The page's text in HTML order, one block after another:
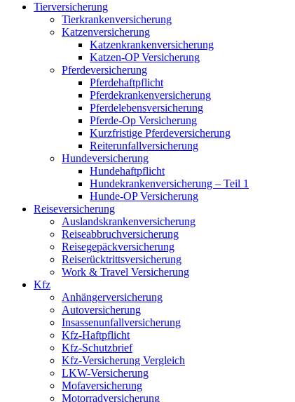
Tierversicherung
Tierkrankenversicherung
Katzenversicherung
Katzenkrankenversicherung
Katzen-OP Versicherung
Pferdeversicherung
Pferdehaftpflicht
Pferdekrankenversicherung
Pferdelebensversicherung
Pferde-Op Versicherung
Kurzfristige Pferdeversicherung
Reiterunfallversicherung
Hundeversicherung
Hundehaftpflicht
Hundekrankenversicherung – Teil 1
Hunde-OP Versicherung
Reiseversicherung
Auslandskrankenversicherung
Reiseabbruchversicherung
Reisegepäckversicherung
Reiserücktrittsversicherung
Work & Travel Versicherung
Kfz
Anhängerversicherung
Autoversicherung
Insassenunfallversicherung
Kfz-Haftpflicht
Kfz-Schutzbrief
Kfz-Versicherung Vergleich
LKW-Versicherung
Mofaversicherung
Motorradversicherung